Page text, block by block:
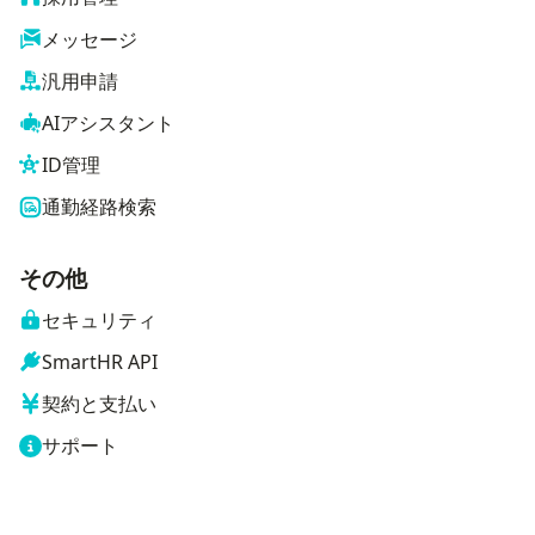
メッセージ
汎用申請
AIアシスタント
ID管理
通勤経路検索
その他
セキュリティ
SmartHR API
契約と支払い
サポート